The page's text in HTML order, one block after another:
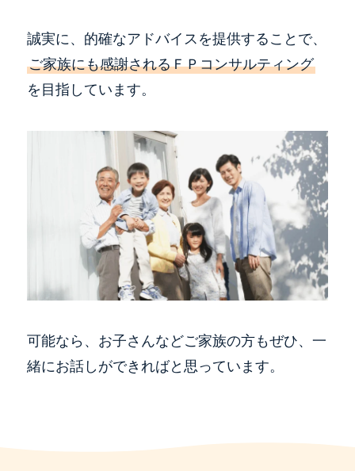
誠実に、的確なアドバイスを提供することで、
ご家族にも感謝されるＦＰコンサルティング
を目指しています。
可能なら、お子さんなどご家族の方もぜひ、一
緒にお話しができればと思っています。